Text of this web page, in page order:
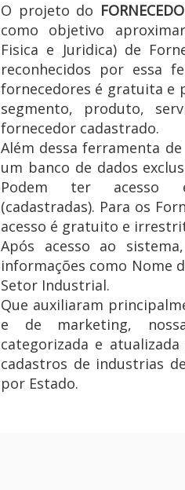
O projeto do
como objetivo
Fisica e Juridica) de
reconhecidos por essa
fornecedores é gratuita e
segmento, produto,
fornecedor cadastrado.
Além dessa ferramenta
um banco de dados
Podem ter acesso
(cadastradas). Para os
acesso é gratuito e
Após acesso ao
informações como Nome
Setor Industrial.
Que auxiliaram
e de marketing,
categorizada e
cadastros de industrias
por Estado.